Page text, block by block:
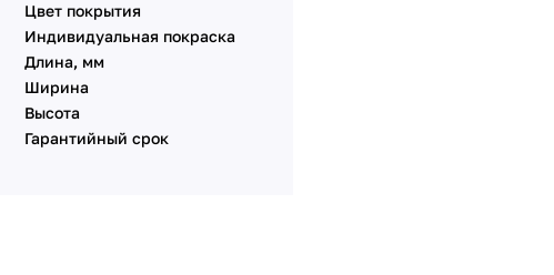
Цвет покрытия
Индивидуальная покраска
Длина, мм
Ширина
Высота
Гарантийный срок